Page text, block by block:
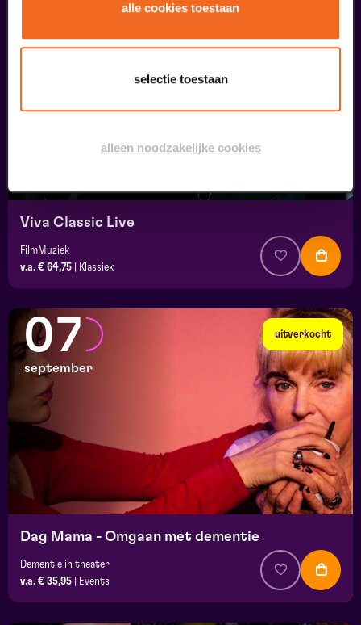
alle cookies toestaan
selectie toestaan
alleen noodzakelijke cookies
Viva Classic Live
FilmMuziek
v.a. € 64,75
Klassiek
uitverkocht
07
september
Dag Mama - Omgaan met dementie
Dementie in theater
v.a. € 35,95
Events